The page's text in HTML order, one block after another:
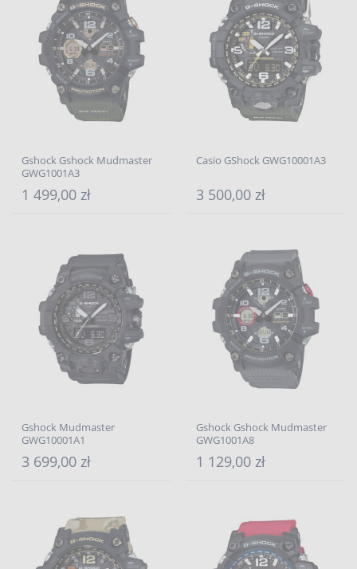
Gshock Gshock Mudmaster
GWG1001A3
1 499,00 zł
Casio GShock GWG10001A3
3 500,00 zł
Gshock Mudmaster
GWG10001A1
3 699,00 zł
Gshock Gshock Mudmaster
GWG1001A8
1 129,00 zł